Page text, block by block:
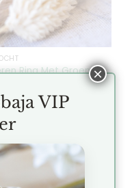
Ring Met Groene
Toevoegen aan
VIP
×